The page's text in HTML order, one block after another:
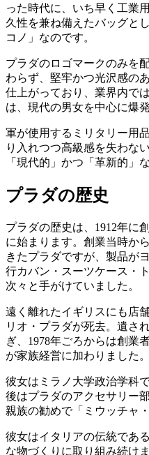
った時代に、いち早く工業
久性を兼ね備えたバッグと
コノ」なのです。
プラダのロゴマークのみを
わらず、堅牢かつ光沢感の
仕上がっており、業界内で
は、現代の男女を中心に爆
軍が使用するミリタリー用
り入れつつ高級感を失わな
「現代的」かつ「革新的」
プラダの歴史
プラダの歴史は、1912年に
に始まります。創業当時か
きたプラダですが、製品が
行カバン・スーツケース・
次々と手がけていました。
遠く離れたイギリスにも店
リオ・プラダが死去。遺さ
ぎ、1978年ごろからは創業
が家族経営に加わりました。
彼女はミラノ大学政治学科
後はプラダのアクセサリー
親族の勧めで「ミウッチャ
彼女はイタリアの伝統であ
な物づくりに取り組み続け